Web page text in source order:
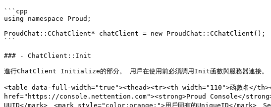
```cpp
using namespace Proud;
ProudChat::CChatClient* chatClient = new ProudChat::CChatClient();
```
### - ChatClient::Init
進行ChatClient Initialize的部分。 用戶在使用前必須調用Init函數與服務器連接。
<table data-full-width="true"><thead><tr><th width="110">函數名</
href="https://console.nettention.com"><strong>Proud Console</
UUID</mark>、<mark style="color:orange;">用戶固有的UniqueID</mark>、